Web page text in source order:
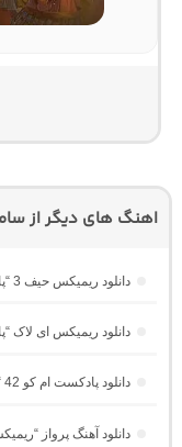
اهنگ های دیگر از
دانلود ریمیکس حیف 3 “پادکست ترکیبی خفن” از قدیمی ای آی
دانلود ریمیکس ای لاک
دانلود پادکست ام کو 42 “ریمیکس عاشقانه طولانی” از دیجی امکو
دانلود آهنگ پرواز